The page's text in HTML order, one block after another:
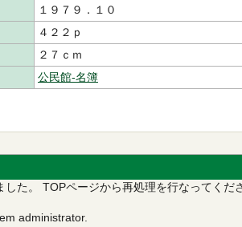
１９７９．１０
４２２ｐ
２７ｃｍ
公民館‐名簿
した。 TOPページから再処理を行なってくだ
administrator.